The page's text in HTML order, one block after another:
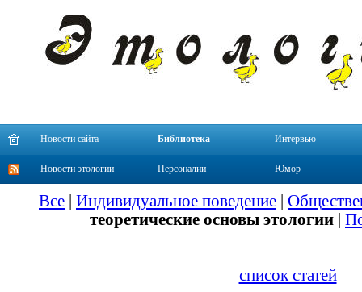
Новости сайта Библиотека Интервью
Новости этологии Персоналии Юмор
Все Индивидуальное поведение
теоретические основы этологии
список статей